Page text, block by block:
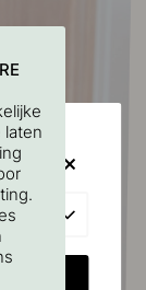
laten